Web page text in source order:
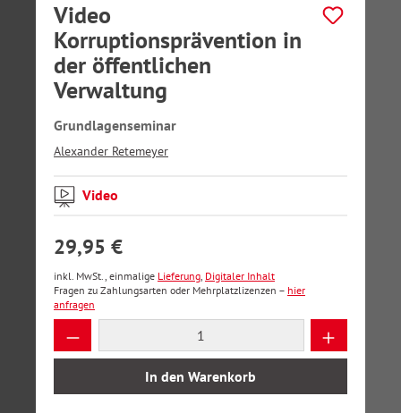
Video
Korruptionsprävention in
der öffentlichen
Verwaltung
Grundlagenseminar
Alexander Retemeyer
Video
29,95 €
inkl. MwSt., einmalige Lieferung, Digitaler Inhalt
Fragen zu Zahlungsarten oder Mehrplatzlizenzen – hier
anfragen
Produkt Anzahl: Gib den gewünschten
In den Warenkorb